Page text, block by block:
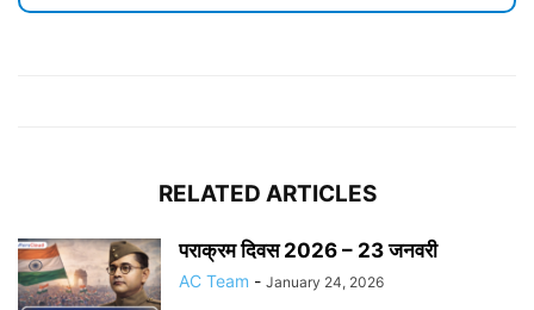
RELATED ARTICLES
पराक्रम दिवस 2026 – 23 जनवरी
AC Team - January 24, 2026